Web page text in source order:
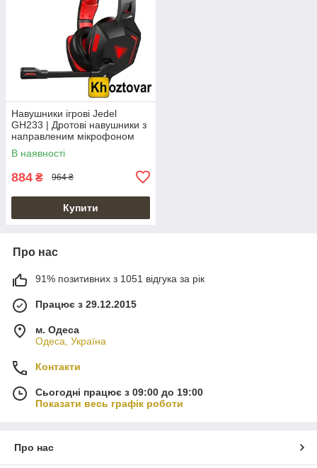
Навушники ігрові Jedel
GH233 | Дротові навушники з
направленим мікрофоном
В наявності
884 ₴ 964 ₴
Купити
Про нас
91% позитивних з 1051 відгука за рік
Працює з 29.12.2015
м. Одеса
Одеса, Україна
Контакти
Сьогодні працює з 09:00 до 19:00
Показати весь графік роботи
Про нас